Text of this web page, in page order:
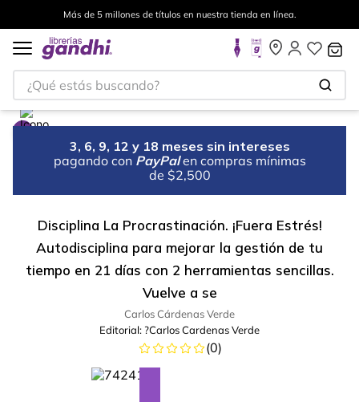
Más de 5 millones de títulos en nuestra tienda en línea.
¿Qué estás buscando?
3, 6, 9, 12 y 18 meses sin intereses
pagando con PayPal en compras mínimas
de $2,500
Disciplina La Procrastinación. ¡Fuera Estrés!
Autodisciplina para mejorar la gestión de tu
tiempo en 21 días con 2 herramientas sencillas.
Vuelve a se
Carlos Cárdenas Verde
Editorial: ?Carlos Cardenas Verde
(0)